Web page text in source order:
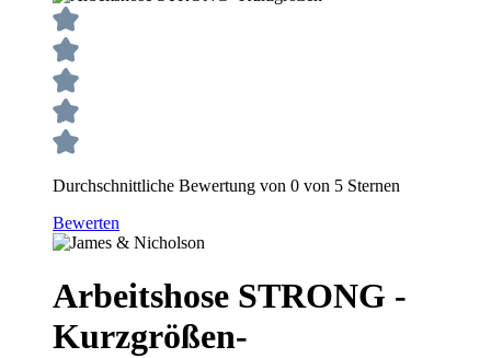
Durchschnittliche Bewertung von 0 von 5 Sternen
Bewerten
Arbeitshose STRONG -
Kurzgrößen-